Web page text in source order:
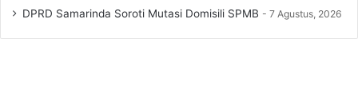
DPRD Samarinda Soroti Mutasi Domisili SPMB 7 Agustus, 2026